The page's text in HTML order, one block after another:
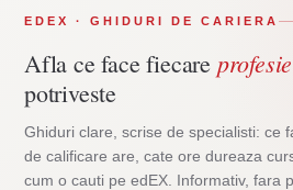
EDEX · GHIDURI DE CARIERA
Afla ce face fiecare profesie
potriveste
Ghiduri clare, scrise de specialisti: ce
de calificare are, cate ore dureaza
cum o cauti pe edEX. Informativ, fara